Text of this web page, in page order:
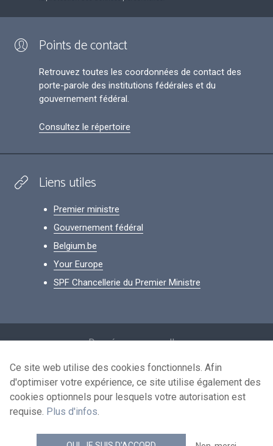
Points de contact
Retrouvez toutes les coordonnées de contact des
porte-parole des institutions fédérales et du
gouvernement fédéral.
Consultez le répertoire
Liens utiles
Premier ministre
Gouvernement fédéral
Belgium.be
Your Europe
SPF Chancellerie du Premier Ministre
Données personnelles
Conditions de réutilisation
Contactez-nous
news.belgium flux RSS
Ce site web utilise des cookies fonctionnels. Afin
d'optimiser votre expérience, ce site utilise également des
cookies optionnels pour lesquels votre autorisation est
requise. Plus d'infos.